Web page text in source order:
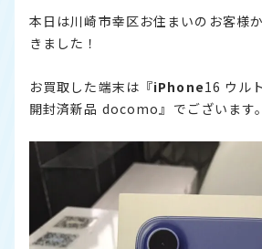
本日は川崎市幸区お住まいのお客様
きました！
お買取した端末は『iPhone16 ウル
開封済新品 docomo』でございます。